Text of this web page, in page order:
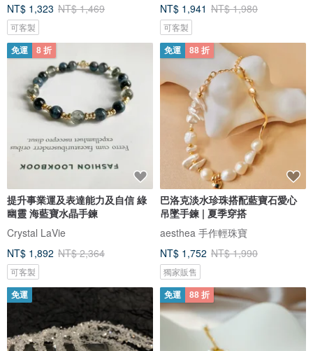
NT$ 1,323 NT$ 1,469
可客製
NT$ 1,941 NT$ 1,980
可客製
免運 8 折
提升事業運及表達能力及自信 綠
幽靈 海藍寶水晶手鍊
Crystal LaVie
NT$ 1,892 NT$ 2,364
可客製
免運 88 折
巴洛克淡水珍珠搭配藍寶石愛心
吊墜手鍊 | 夏季穿搭
aesthea 手作輕珠寶
NT$ 1,752 NT$ 1,990
獨家販售
免運 免運 88 折